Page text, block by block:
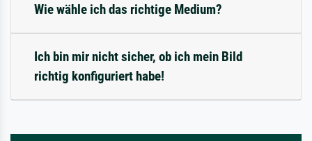
Wie wähle ich das richtige Medium?
Ich bin mir nicht sicher, ob ich mein Bild
richtig konfiguriert habe!